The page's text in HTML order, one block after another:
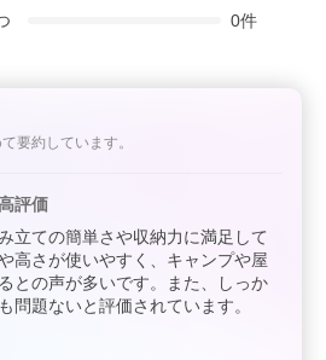
0件
要約しています。
評価
立ての簡単さや収納力に満足して
高さが使いやすく、キャンプや屋
との声が多いです。また、しっか
問題ないと評価されています。